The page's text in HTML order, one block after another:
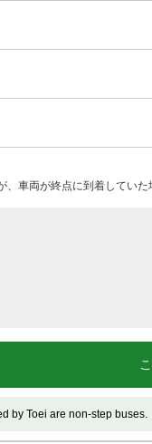
車両が終点に到着してい
by Toei are non-step buses.